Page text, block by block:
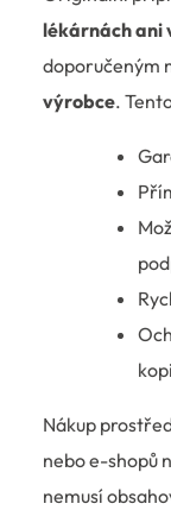
lékárnách ani
doporučeným
výrobce.
Nákup
nebo e-shopů
nemusí